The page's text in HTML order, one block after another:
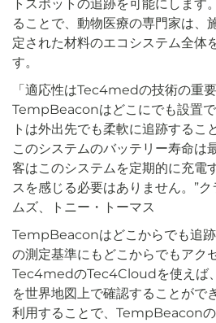
トスポットの追跡を可能にしま
ることで、動物医療の専門家は、
定された材料のエコシステム全体
す。
「適応性はTec4medの技術の重要
TempBeaconはどこにでも設置
トは外出先でも柔軟に追跡するこ
このシステムのバッテリー寿命は
客はこのシステムを定期的に充電
スを感じる必要はありません。”
ムズ、トニー・トーマス
TempBeaconはどこからでも追
の測定基準にもどこからでもアク
Tec4medのTec4Cloudを使えば
を世界地図上で確認することが
利用することで、TempBeacon